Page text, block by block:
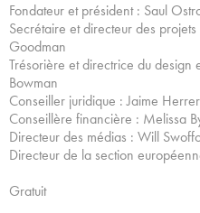
Fondateur et président : Saul
Secrétaire et directeur des
Goodman
Trésorière et directrice du design
Bowman
Conseiller juridique : Jaime
Conseillère financière : Melissa
Directeur des médias : Will
Directeur de la section
Gratuit